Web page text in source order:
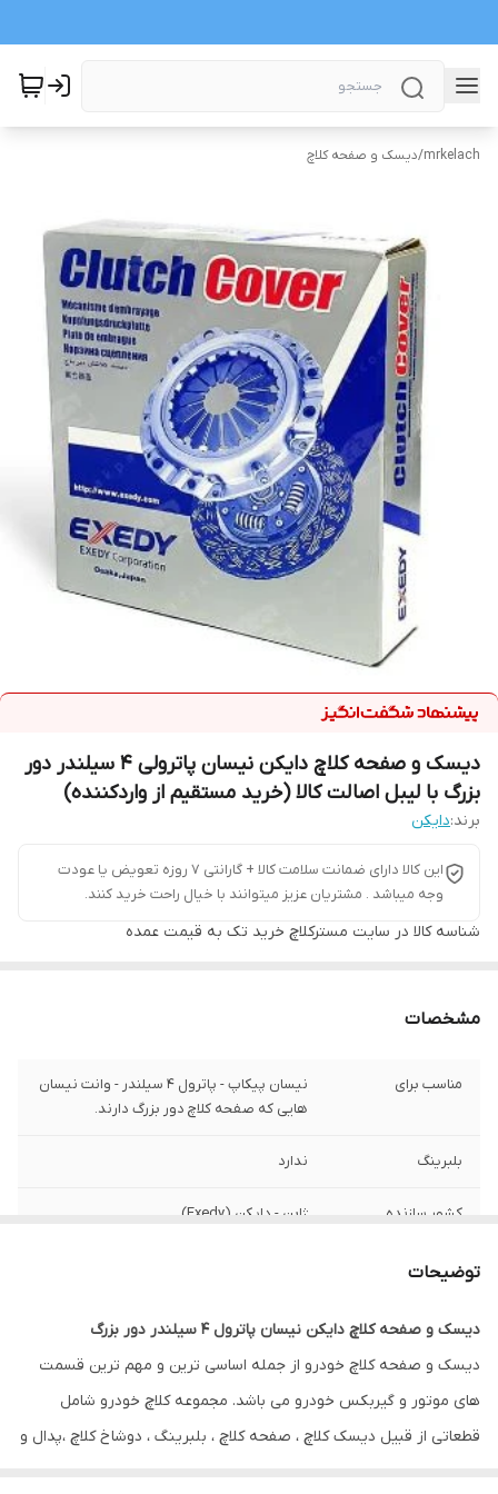
mrkelach
/دیسک و صفحه کلاچ
دیسک و صفحه کلاچ دایکن نیسان پاترولی 4 سیلندر دور
بزرگ با لیبل اصالت کالا (خرید مستقیم از واردکننده)
برند:دایکن
این کالا دارای ضمانت سلامت کالا + گارانتی 7 روزه تعویض یا عودت
وجه میباشد . مشتریان عزیز میتوانند با خیال راحت خرید کنند.
شناسه کالا در سایت مسترکلاچ خرید تک به قیمت عمده
مشخصات
مناسب برای
نیسان پیکاپ - پاترول 4 سیلندر - وانت نیسان
هایی که صفحه کلاچ دور بزرگ دارند.
بلبرینگ ندارد
کشور سازنده ژاپن - دایکن (Exedy)
گارانتی
توضیحات
دیسک و صفحه کلاچ دایکن نیسان پاترول 4 سیلندر دور بزرگ
دیسک و صفحه کلاچ خودرو از جمله اساسی ترین و مهم ترین قسمت
های موتور و گیربکس خودرو می باشد. مجموعه کلاچ خودرو شامل
قطعاتی از قبیل دیسک کلاچ ، صفحه کلاچ ، بلبرینگ ، دوشاخ کلاچ ،پدال و